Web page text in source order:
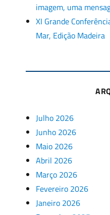
imagem, uma
XI Grande
Mar, Edição Madeira
Julho 2026
Junho 2026
Maio 2026
Abril 2026
Março 2026
Fevereiro 2026
Janeiro 2026